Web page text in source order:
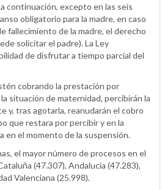
continuación, excepto en las seis
obligatorio para la madre, en caso
fallecimiento de la madre, el derecho
solicitar el padre). La Ley
de disfrutar a tiempo parcial del
cobrando la prestación por
situación de maternidad, percibirán la
y, tras agotarla, reanudarán el cobro
que restara por percibir y en la
en el momento de la suspensión.
el mayor número de procesos en el
(47.307), Andalucía (47.283),
Valenciana (25.998).